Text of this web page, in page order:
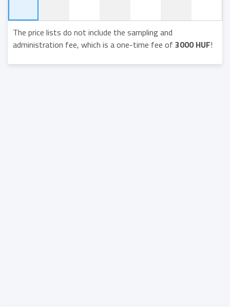
The price lists do not include the sampling and
administration fee, which is a one-time fee of 3000 HUF!